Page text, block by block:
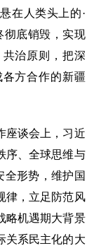
在人类头上的·
彻底销毁，实现
治原则，把深
方合作的新疆
座谈会上，习近
序、全球思维与
全形势，维护国
律，立足防范风
略机遇期大背景
关系民主化的大